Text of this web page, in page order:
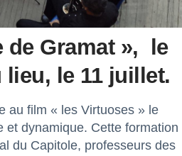
de Gramat », le
le 11 juillet.
au film « les Virtuoses » le
et dynamique. Cette formation
du Capitole, professeurs des